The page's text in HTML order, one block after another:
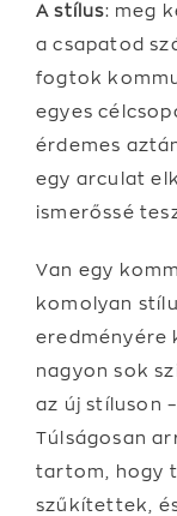
A stílus: meg
a csapatod
fogtok
egyes
érdemes
egy arculat
ismerőssé
Van egy
komolyan
eredményére
nagyon sok
az új stíluson
Túlságosan
tartom, hogy
szűkítettek,